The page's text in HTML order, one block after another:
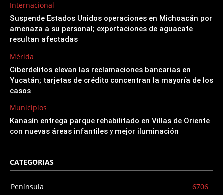
Internacional
Suspende Estados Unidos operaciones en Michoacán por
amenaza a su personal; exportaciones de aguacate
resultan afectadas
Mérida
Ciberdelitos elevan las reclamaciones bancarias en
Yucatán; tarjetas de crédito concentran la mayoría de los
casos
Municipios
Kanasín entrega parque rehabilitado en Villas de Oriente
con nuevas áreas infantiles y mejor iluminación
CATEGORIAS
Península 6706